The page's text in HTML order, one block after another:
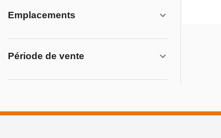
Emplacements
Période de vente